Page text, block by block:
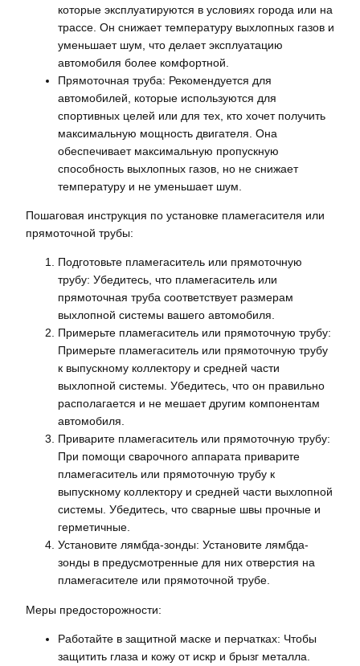
которые эксплуатируются в условиях города или на
трассе. Он снижает температуру выхлопных газов и
уменьшает шум, что делает эксплуатацию
автомобиля более комфортной.
Прямоточная труба: Рекомендуется для
автомобилей, которые используются для
спортивных целей или для тех, кто хочет получить
максимальную мощность двигателя. Она
обеспечивает максимальную пропускную
способность выхлопных газов, но не снижает
температуру и не уменьшает шум.
Пошаговая инструкция по установке пламегасителя или
прямоточной трубы:
Подготовьте пламегаситель или прямоточную
трубу: Убедитесь, что пламегаситель или
прямоточная труба соответствует размерам
выхлопной системы вашего автомобиля.
Примерьте пламегаситель или прямоточную трубу:
Примерьте пламегаситель или прямоточную трубу
к выпускному коллектору и средней части
выхлопной системы. Убедитесь, что он правильно
располагается и не мешает другим компонентам
автомобиля.
Приварите пламегаситель или прямоточную трубу:
При помощи сварочного аппарата приварите
пламегаситель или прямоточную трубу к
выпускному коллектору и средней части выхлопной
системы. Убедитесь, что сварные швы прочные и
герметичные.
Установите лямбда-зонды: Установите лямбда-
зонды в предусмотренные для них отверстия на
пламегасителе или прямоточной трубе.
Меры предосторожности:
Работайте в защитной маске и перчатках: Чтобы
защитить глаза и кожу от искр и брызг металла.